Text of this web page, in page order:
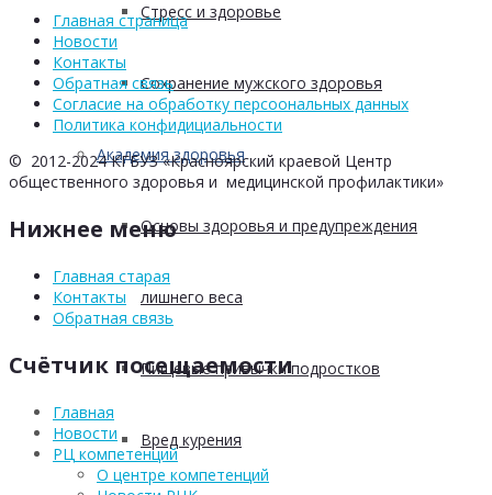
Стресс и здоровье
Сохранение мужского здоровья
Академия здоровья
Основы здоровья и предупреждения
лишнего веса
Пищевые привычки подростков
Вред курения
Главная страница
Новости
Контакты
Обратная связь
Согласие на обработку персоональных данных
Политика конфидициальности
© 2012-2024 КГБУЗ «Красноярский краевой Центр
общественного здоровья и медицинской профилактики»
Нижнее меню
Главная старая
Контакты
Обратная связь
Счётчик посещаемости
Главная
Новости
РЦ компетенций
О центре компетенций